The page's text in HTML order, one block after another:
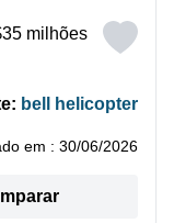
milhões
bell helicopter
em : 30/06/2026